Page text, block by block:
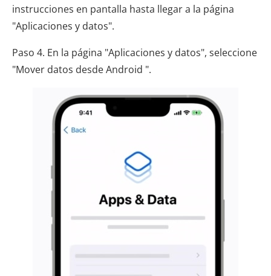
instrucciones en pantalla hasta llegar a la página
"Aplicaciones y datos".
Paso 4. En la página "Aplicaciones y datos", seleccione
"Mover datos desde Android ".